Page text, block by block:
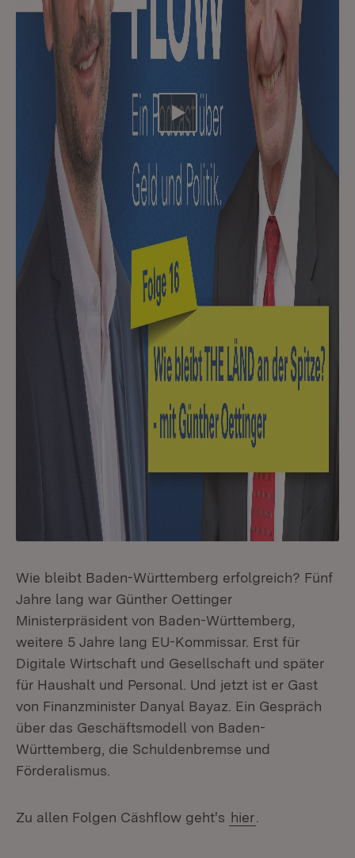
Video abspielen
Wie bleibt Baden-Württemberg erfolgreich? Fünf
Jahre lang war Günther Oettinger
Ministerpräsident von Baden-Württemberg,
weitere 5 Jahre lang EU-Kommissar. Erst für
Digitale Wirtschaft und Gesellschaft und später
für Haushalt und Personal. Und jetzt ist er Gast
von Finanzminister Danyal Bayaz. Ein Gespräch
über das Geschäftsmodell von Baden-
Württemberg, die Schuldenbremse und
Förderalismus.
Zu allen Folgen Cäshflow geht's hier